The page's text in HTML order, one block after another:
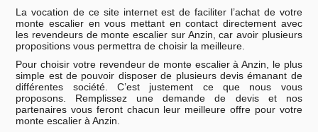
La vocation de ce site internet est de faciliter l’achat de votre
monte escalier en vous mettant en contact directement avec
les revendeurs de monte escalier sur Anzin, car avoir plusieurs
propositions vous permettra de choisir la meilleure.
Pour choisir votre revendeur de monte escalier à Anzin, le plus
simple est de pouvoir disposer de plusieurs devis émanant de
différentes société. C’est justement ce que nous vous
proposons. Remplissez une demande de devis et nos
partenaires vous feront chacun leur meilleure offre pour votre
monte escalier à Anzin.